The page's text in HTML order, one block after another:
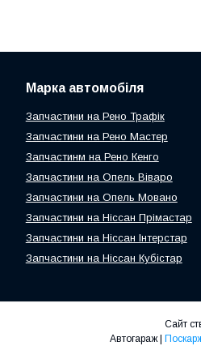
Марка автомобіля
Запчастини на Рено Трафік
Запчастини на Рено Мастер
Запчастинм на Рено Кенго
Запчастини на Опель Віваро
Запчастини на Опель Мовано
Запчастини на Ніссан Прімастар
Запчастини на Ніссан Інтерстар
Запчастини на Ніссан Кубістар
Сайт
Автогараж |